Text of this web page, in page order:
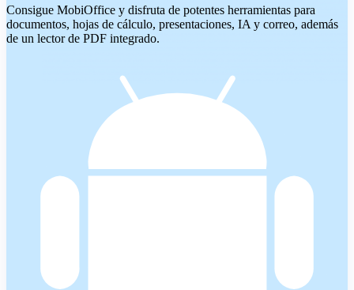
Consigue MobiOffice y disfruta de potentes herramientas para
documentos, hojas de cálculo, presentaciones, IA y correo, además
de un lector de PDF integrado.